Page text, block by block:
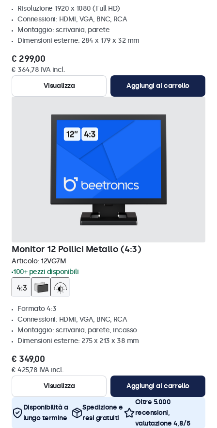
Risoluzione 1920 x 1080 (Full HD)
Connessioni: HDMI, VGA, BNC, RCA
Montaggio: scrivania, parete
Dimensioni esterne: 284 x 179 x 32 mm
€ 299,00
€ 364,78 IVA incl.
Visualizza
Aggiungi al carrello
Monitor 12 Pollici Metallo (4:3)
Articolo: 12VG7M
100+ pezzi disponibili
Formato 4:3
Connessioni: HDMI, VGA, BNC, RCA
Montaggio: scrivania, parete, incasso
Dimensioni esterne: 275 x 213 x 38 mm
€ 349,00
€ 425,78 IVA incl.
Visualizza
Aggiungi al carrello
Disponibilità a
lungo termine
Spedizione e
resi gratuiti
Oltre 5.000
recensioni,
valutazione 4,8/5